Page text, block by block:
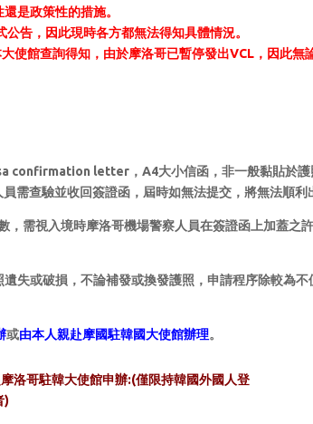
是政策性的措施。
告，因此現時各方都無法得知具體情況。
使館查詢得知，由於摩洛哥已暫停發出VCL，因此無
confirmation letter，A4大小信函，非一般黏貼於
需查驗並收回簽證函，屆時如無法提交，將無法順利
，需視入境時摩洛哥機場警察人員在簽證函上加蓋之
失或破損，不論補發或換發護照，申請程序除較為
或由本人親赴摩國駐韓國大使館辦理。
洛哥駐韓大使館申辦:(僅限持韓國外國人登
)